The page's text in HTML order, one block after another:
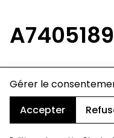
Gérer le
Accepter
charte de
mentions légales
cookies
design &